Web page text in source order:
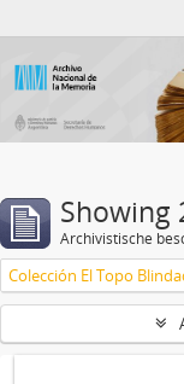
Showing
Archivistische
Colección El Topo